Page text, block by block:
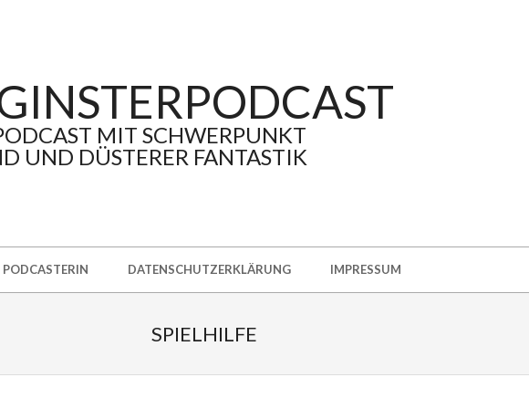
MIT SCHWERPUNKT
UND DÜSTERER FANTASTIK
PODCASTERIN DATENSCHUTZERKLÄRUNG IMPRESSUM
SPIELHILFE